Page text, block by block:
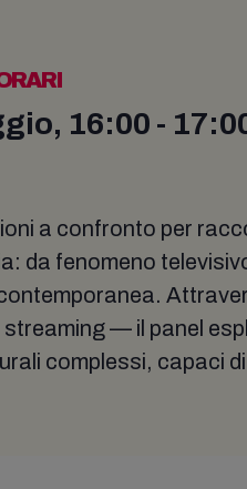
16:00 -
a confronto per
da fenomeno
streaming — il panel
complessi, capaci